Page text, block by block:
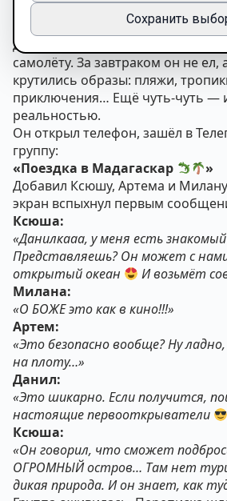
Глава 2.
Скоро вылет
8 июля 2025 года.
Данил проснулся с чувством,
самолёту. За завтраком он не ел,
крутились образы: пляжи,
приключения… Ещё чуть-чуть —
реальностью.
Он открыл телефон, зашёл в
группу:
«Поездка в Мадагаскар
»
Добавил Ксюшу, Артема и
экран вспыхнул первым
Ксюша:
«Данилкааа, у меня есть
Представляешь? Он может с
открытый океан
И возьмёт
Милана:
«О БОЖЕ это как в кино!!!»
Артем:
«Это безопасно вообще? Ну
на плоту…»
Данил:
«Это шикарно. Если получится,
настоящие первооткрыватели
Ксюша:
«Он говорил, что сможет
ОГРОМНЫЙ остров… Там нет
дикая природа. И он знает, как
Сохранить